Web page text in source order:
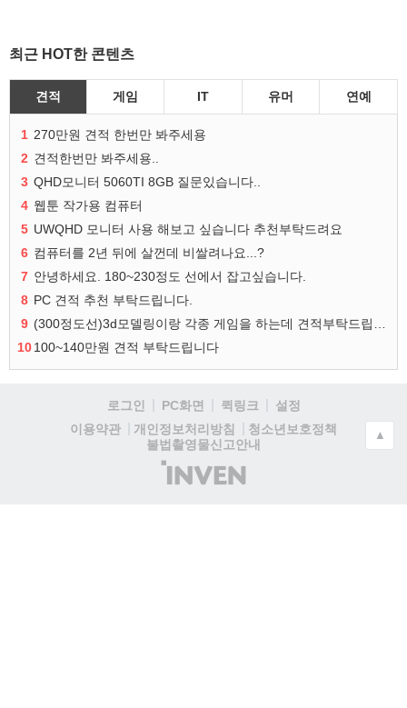
최근 HOT한 콘텐츠
견적 게임 IT 유머 연예
1 270만원 견적 한번만 봐주세용
2 견적한번만 봐주세용..
3 QHD모니터 5060TI 8GB 질문있습니다..
4 웹툰 작가용 컴퓨터
5 UWQHD 모니터 사용 해보고 싶습니다 추천부탁드려요
6 컴퓨터를 2년 뒤에 살껀데 비쌀려나요...?
7 안녕하세요. 180~230정도 선에서 잡고싶습니다.
8 PC 견적 추천 부탁드립니다.
9
10100~140만원 견적 부탁드립니다
로그인 PC화면 퀵링크
설정
이용약관
개인정보처리방침
청소년보호정책
불법촬영물신고안내
(주)
인
▲